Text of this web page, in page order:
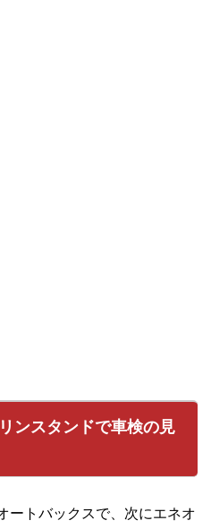
ンスタンドで車検の見
ートバックスで、次にエネオ